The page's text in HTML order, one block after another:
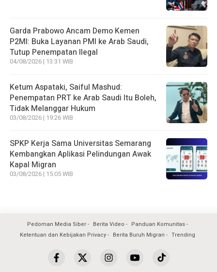
Garda Prabowo Ancam Demo Kemen
P2MI: Buka Layanan PMI ke Arab Saudi,
Tutup Penempatan Ilegal
04/08/2026 | 13:31 WIB
Ketum Aspataki, Saiful Mashud:
Penempatan PRT ke Arab Saudi Itu Boleh,
Tidak Melanggar Hukum
03/08/2026 | 19:26 WIB
SPKP Kerja Sama Universitas Semarang
Kembangkan Aplikasi Pelindungan Awak
Kapal Migran
03/08/2026 | 15:05 WIB
Pedoman Media Siber Berita Video
Panduan Komunitas
Ketentuan dan Kebijakan Privacy
Berita Buruh Migran Trending